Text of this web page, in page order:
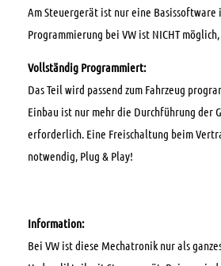
Am Steuergerät ist nur eine
Programmierung bei VW ist NICHT
Vollständig Programmiert:
Das Teil wird passend zum Fahrzeug
Einbau ist nur mehr die Durchführung der
erforderlich. Eine Freischaltung beim
notwendig, Plug & Play!
Information:
Bei VW ist diese Mechatronik nur als